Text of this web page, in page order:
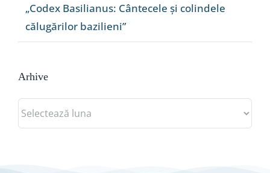
„Codex Basilianus: Cântecele și colindele
călugărilor bazilieni”
Arhive
Arhive